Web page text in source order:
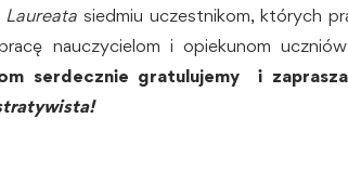
Laureata siedmiu uczestnikom, których
nauczycielom i opiekunom
serdecznie gratulujemy i